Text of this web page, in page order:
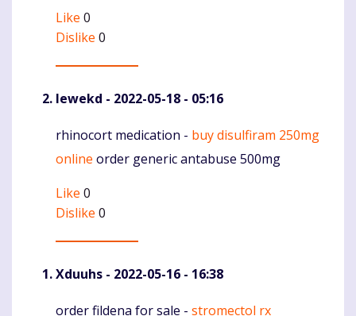
Like 0
Dislike 0
Iewekd - 2022-05-18 - 05:16
Komentaras
rhinocort medication - buy disulfiram 250mg
online order generic antabuse 500mg
Like 0
Dislike 0
Xduuhs - 2022-05-16 - 16:38
order fildena for sale - stromectol rx